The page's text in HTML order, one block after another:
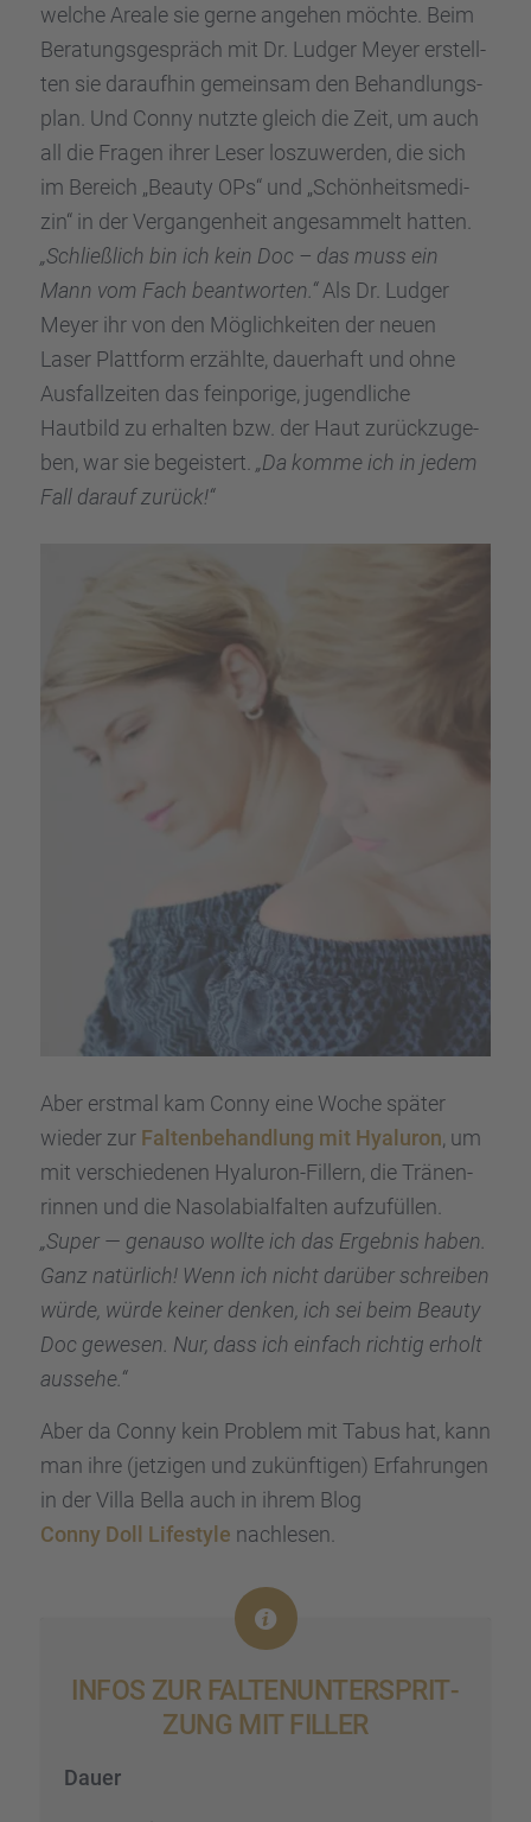
welche Areale sie gerne angehen möchte. Beim
Beratungs­ge­spräch mit Dr. Ludger Meyer erstell­
ten sie darauf­hin gemein­sam den Behand­lungs­
plan. Und Conny nutzte gleich die Zeit, um auch
all die Fragen ihrer Leser loszu­wer­den, die sich
im Bereich „Beauty OPs“ und „Schön­heits­me­di­
zin“ in der Vergan­gen­heit angesam­melt hatten.
„Schließ­lich bin ich kein Doc – das muss ein
Mann vom Fach beant­wor­ten.“Als Dr. Ludger
Meyer ihr von den Möglich­kei­ten der neuen
Laser Platt­form erzählte, dauer­haft und ohne
Ausfall­zei­ten das feinpo­rige, jugend­li­che
Hautbild zu erhal­ten bzw. der Haut zurück­zu­ge­
ben, war sie begeis­tert. „Da komme ich in jedem
Fall darauf zurück!“
Aber erstmal kam Conny eine Woche später
wieder zur Falten­be­hand­lung mit Hyalu­ron, um
mit verschie­de­nen Hyalu­ron-Fillern, die Tränen­
rin­nen und die Nasola­bi­al­fal­ten aufzu­fül­len.
„Super — genauso wollte ich das Ergeb­nis haben.
Ganz natür­lich! Wenn ich nicht darüber schrei­ben
würde, würde keiner denken, ich sei beim Beauty
Doc gewesen. Nur, dass ich einfach richtig erholt
aussehe.“
Aber da Conny kein Problem mit Tabus hat, kann
man ihre (jetzi­gen und zukünf­ti­gen) Erfah­run­gen
in der Villa Bella auch in ihrem Blog
Conny Doll Lifestyle nachle­sen.
INFOS ZUR FALTEN­UN­TER­SPRIT­
ZUNG MIT FILLER
Dauer